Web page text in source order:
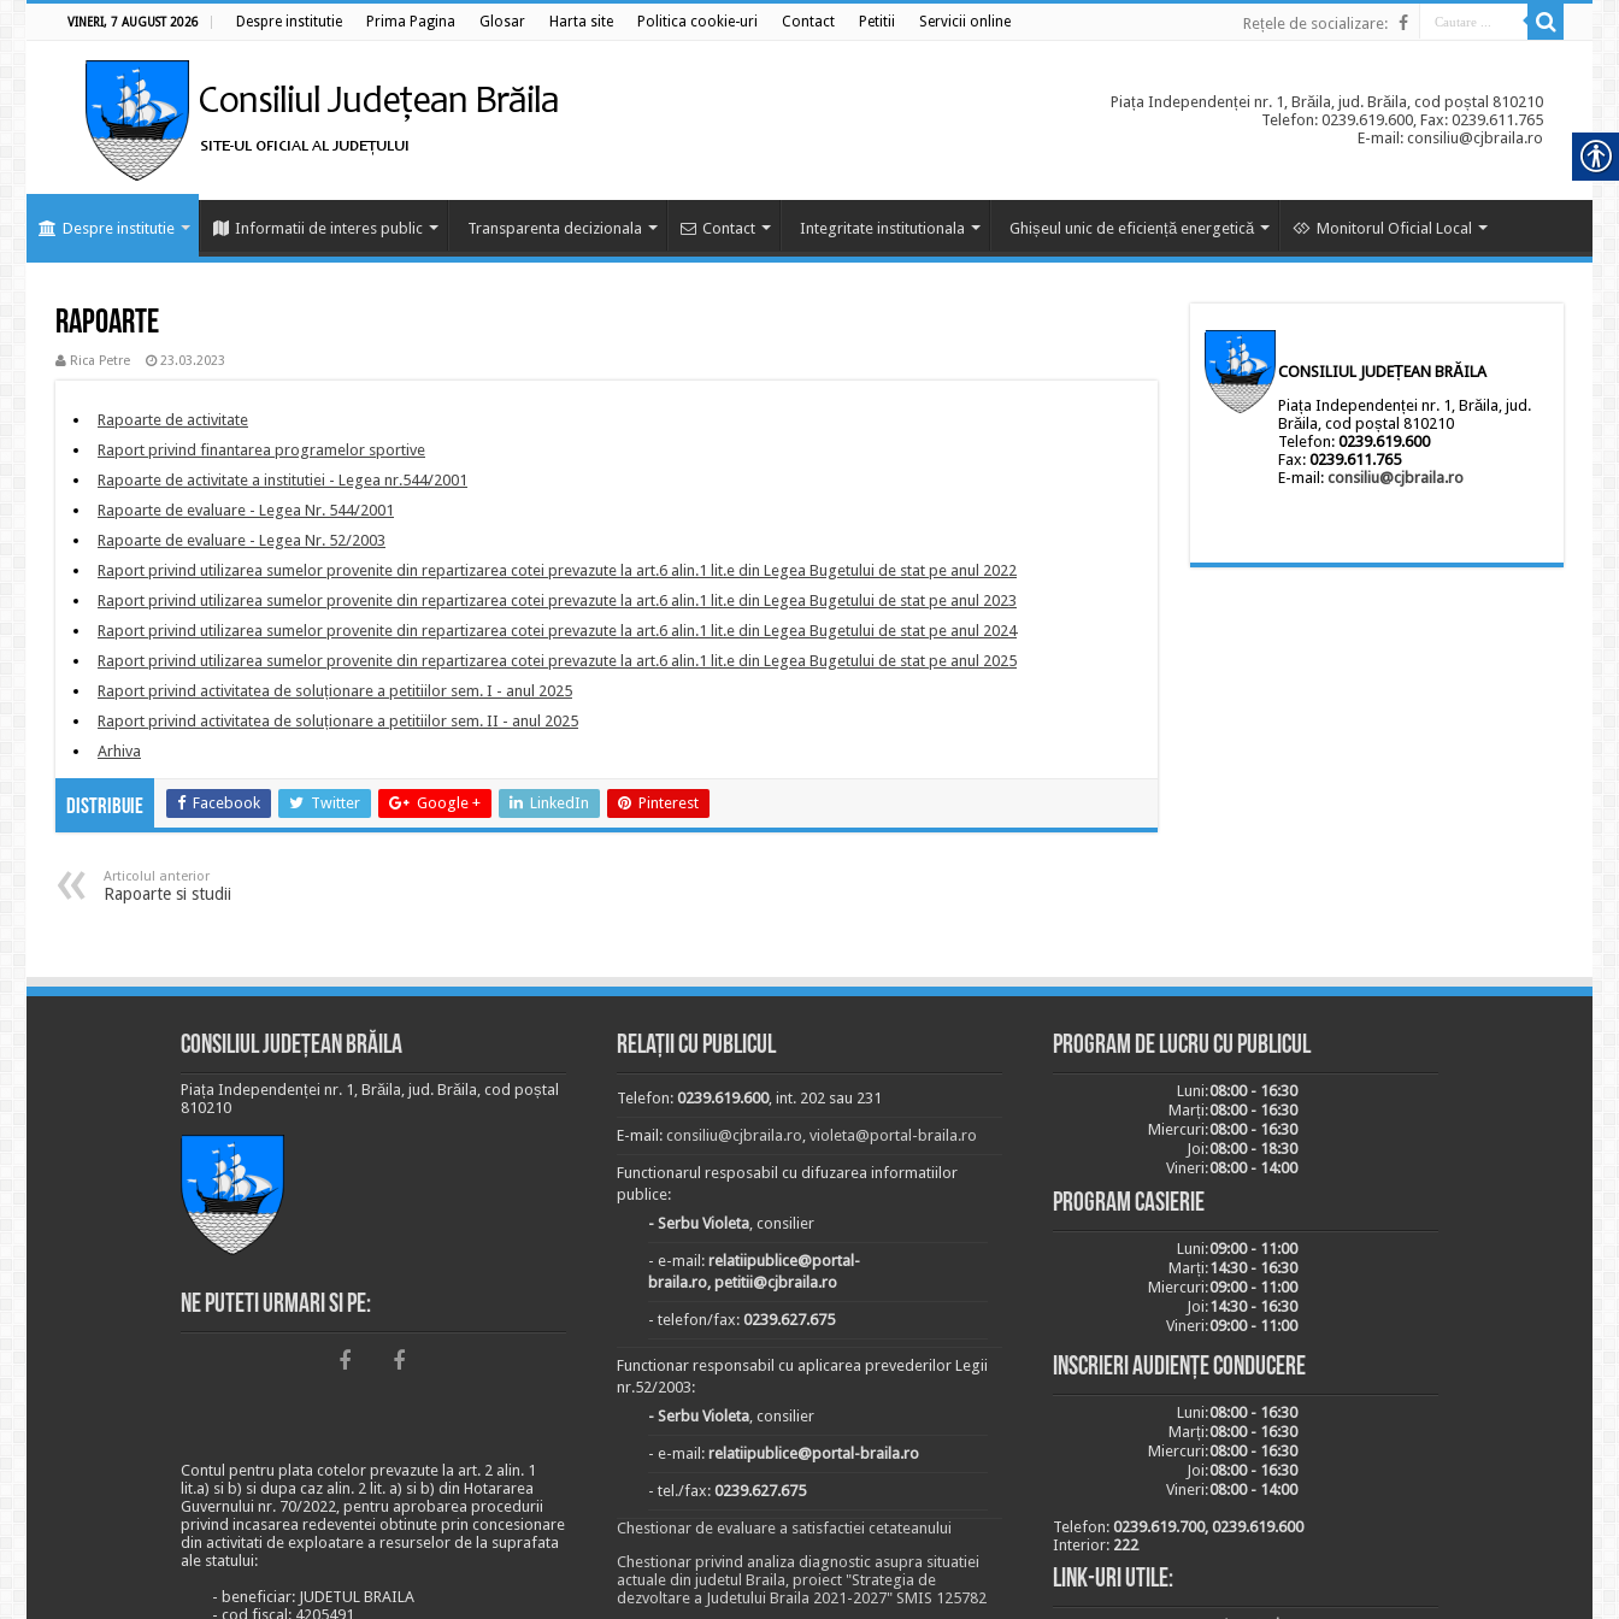
VINERI, 7 AUGUST 2026 Despre institutie Prima Pagina Glosar Harta site Politica cookie-uri Contact Petitii Servicii online Rețele de socializare:
Piața Independenței nr. 1, Brăila, jud. Brăila, cod poștal 810210
Telefon: 0239.619.600, Fax: 0239.611.765
E-mail: consiliu@cjbraila.ro
Despre institutie Informatii de interes public Transparenta decizionala Contact Integritate institutionala Ghișeul unic de eficiență energetică Monitorul Oficial Local
Rapoarte
Rica Petre 23.03.2023
Rapoarte de activitate
Raport privind finantarea programelor sportive
Rapoarte de activitate a institutiei - Legea nr.544/2001
Rapoarte de evaluare - Legea Nr. 544/2001
Rapoarte de evaluare - Legea Nr. 52/2003
Raport privind utilizarea sumelor provenite din repartizarea cotei prevazute la art.6 alin.1 lit.e din Legea Bugetului de stat pe anul 2022
Raport privind utilizarea sumelor provenite din repartizarea cotei prevazute la art.6 alin.1 lit.e din Legea Bugetului de stat pe anul 2023
Raport privind utilizarea sumelor provenite din repartizarea cotei prevazute la art.6 alin.1 lit.e din Legea Bugetului de stat pe anul 2024
Raport privind utilizarea sumelor provenite din repartizarea cotei prevazute la art.6 alin.1 lit.e din Legea Bugetului de stat pe anul 2025
Raport privind activitatea de soluționare a petitiilor sem. I - anul 2025
Raport privind activitatea de soluționare a petitiilor sem. II - anul 2025
Arhiva
Distribuie Facebook Twitter Google + LinkedIn Pinterest
Articolul anterior
Rapoarte si studii
CONSILIUL JUDEȚEAN BRĂILA
Piața Independenței nr. 1, Brăila, jud.
Brăila, cod poștal 810210
Telefon: 0239.619.600
Fax: 0239.611.765
E-mail: consiliu@cjbraila.ro
Consiliul Județean Brăila
Piața Independenței nr. 1, Brăila, jud. Brăila, cod poștal
810210
Ne puteti urmari si pe:
Contul pentru plata cotelor prevazute la art. 2 alin. 1
lit.a) si b) si dupa caz alin. 2 lit. a) si b) din Hotararea
Guvernului nr. 70/2022, pentru aprobarea procedurii
privind incasarea redeventei obtinute prin concesionare
din activitati de exploatare a resurselor de la suprafata
ale statului:
- beneficiar: JUDETUL BRAILA
- cod fiscal: 4205491
Relații cu publicul
Telefon: 0239.619.600, int. 202 sau 231
E-mail: consiliu@cjbraila.ro, violeta@portal-braila.ro
Functionarul resposabil cu difuzarea informatiilor
publice:
- Serbu Violeta, consilier
- e-mail: relatiipublice@portal-
braila.ro, petitii@cjbraila.ro
- telefon/fax: 0239.627.675
Functionar responsabil cu aplicarea prevederilor Legii
nr.52/2003:
- Serbu Violeta, consilier
- e-mail: relatiipublice@portal-braila.ro
- tel./fax: 0239.627.675
Chestionar de evaluare a satisfactiei cetateanului
Chestionar privind analiza diagnostic asupra situatiei
actuale din judetul Braila, proiect "Strategia de
dezvoltare a Judetului Braila 2021-2027" SMIS 125782
Program de lucru cu publicul
Luni:08:00 - 16:30
Marți:08:00 - 16:30
Miercuri:08:00 - 16:30
Joi:08:00 - 18:30
Vineri:08:00 - 14:00
Program casierie
Luni:09:00 - 11:00
Marți:14:30 - 16:30
Miercuri:09:00 - 11:00
Joi:14:30 - 16:30
Vineri:09:00 - 11:00
Inscrieri audiențe conducere
Luni:08:00 - 16:30
Marți:08:00 - 16:30
Miercuri:08:00 - 16:30
Joi:08:00 - 16:30
Vineri:08:00 - 14:00
Telefon: 0239.619.700, 0239.619.600
Interior: 222
Link-uri utile: